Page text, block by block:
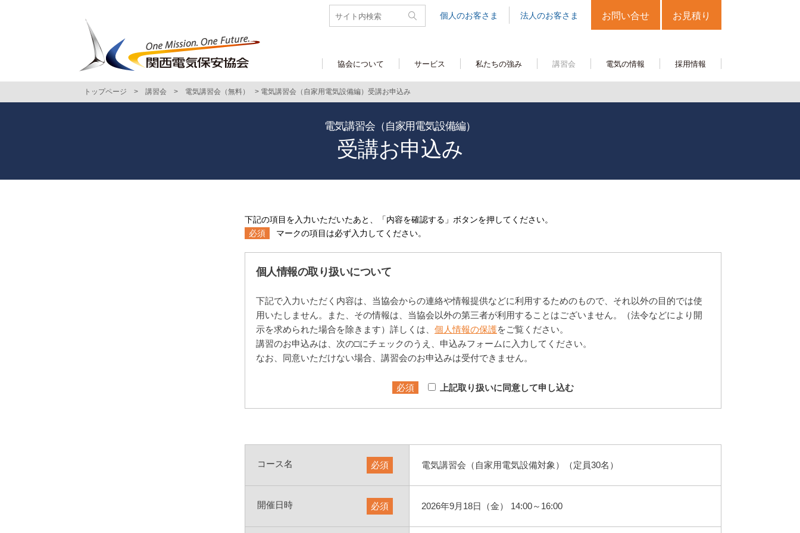
個人のお客さま 法人のお客さま お問い合せ お見積り
協会について サービス 私たちの強み 講習会 電気の情報 採用情報
トップページ > 講習会 > 電気講習会（無料） > 電気講習会（自家用電気設備編）受講お申込み
電気講習会（自家用電気設備編）
受講お申込み
下記の項目を入力いただいたあと、「内容を確認する」ボタンを押してください。
必須
マークの項目は必ず入力してください。
個人情報の取り扱いについて
下記で入力いただく内容は、当協会からの連絡や情報提供などに利用するためのもので、それ以外の目的では使
用いたしません。また、その情報は、当協会以外の第三者が利用することはございません。（法令などにより開
示を求められた場合を除きます）詳しくは、 個人情報の保護をご覧ください。
講習のお申込みは、次の□にチェックのうえ、申込みフォームに入力してください。
なお、同意いただけない場合、講習会のお申込みは受付できません。
必須 上記取り扱いに同意して申し込む
必須
コース名 電気講習会（自家用電気設備対象）（定員30名）
必須
開催日時 2026年9月18日（金） 14:00～16:00